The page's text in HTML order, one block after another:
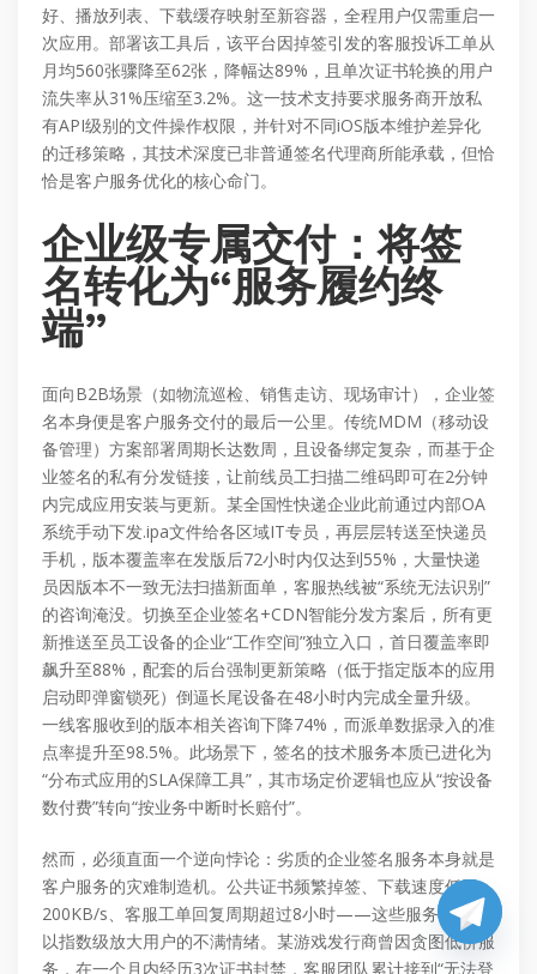
好、播放列表、下载缓存映射至新容器，全程用户仅需重启一
次应用。部署该工具后，该平台因掉签引发的客服投诉工单从
月均560张骤降至62张，降幅达89%，且单次证书轮换的用户
流失率从31%压缩至3.2%。这一技术支持要求服务商开放私
有API级别的文件操作权限，并针对不同iOS版本维护差异化
的迁移策略，其技术深度已非普通签名代理商所能承载，但恰
恰是客户服务优化的核心命门。
企业级专属交付：将签
名转化为“服务履约终
端”
面向B2B场景（如物流巡检、销售走访、现场审计），企业签
名本身便是客户服务交付的最后一公里。传统MDM（移动设
备管理）方案部署周期长达数周，且设备绑定复杂，而基于企
业签名的私有分发链接，让前线员工扫描二维码即可在2分钟
内完成应用安装与更新。某全国性快递企业此前通过内部OA
系统手动下发.ipa文件给各区域IT专员，再层层转送至快递员
手机，版本覆盖率在发版后72小时内仅达到55%，大量快递
员因版本不一致无法扫描新面单，客服热线被“系统无法识别”
的咨询淹没。切换至企业签名+CDN智能分发方案后，所有更
新推送至员工设备的企业“工作空间”独立入口，首日覆盖率即
飙升至88%，配套的后台强制更新策略（低于指定版本的应用
启动即弹窗锁死）倒逼长尾设备在48小时内完成全量升级。
一线客服收到的版本相关咨询下降74%，而派单数据录入的准
点率提升至98.5%。此场景下，签名的技术服务本质已进化为
“分布式应用的SLA保障工具”，其市场定价逻辑也应从“按设备
数付费”转向“按业务中断时长赔付”。
然而，必须直面一个逆向悖论：劣质的企业签名服务本身就是
客户服务的灾难制造机。公共证书频繁掉签、下载速度低于
200KB/s、客服工单回复周期超过8小时——这些服务缺陷会
以指数级放大用户的不满情绪。某游戏发行商曾因贪图低价服
务，在一个月内经历3次证书封禁，客服团队累计接到“无法登